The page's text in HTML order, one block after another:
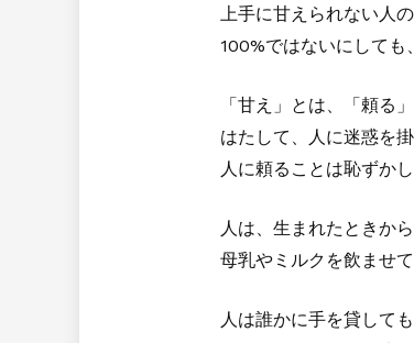
上手に甘えられない人
100%ではないにして
「甘え」とは、「頼る
はたして、人に迷惑を
人に頼ることは恥ずか
人は、生まれたときか
母乳やミルクを飲ませ
人は誰かに手を貸して